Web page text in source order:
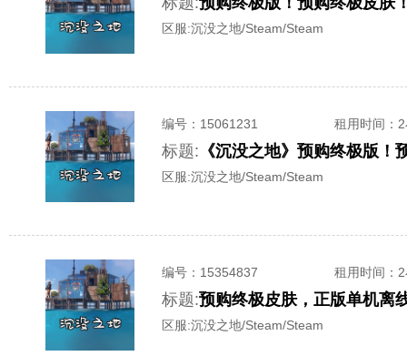
区服:沉没之地/Steam/Steam
编号： 15061231 租用时间 ：
标题: 《沉没之地》预购终极版
区服:沉没之地/Steam/Steam
编号： 15354837 租用时间 ：
标题:预购终极皮肤，正版单机离
区服:沉没之地/Steam/Steam